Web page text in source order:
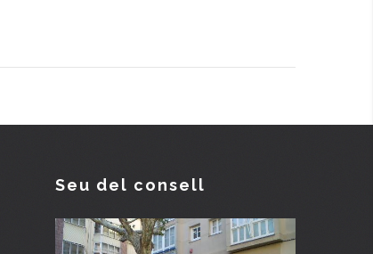
Seu del consell